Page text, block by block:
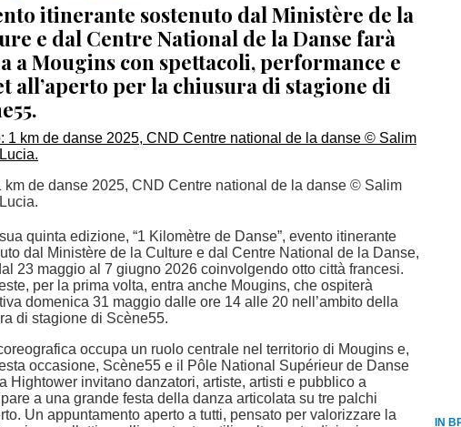
IN
itinerante sostenuto dal Ministère de la
e dal Centre National de la Danse farà
a Mougins con spettacoli, performance e
all’aperto per la chiusura di stagione di
km de danse 2025, CND Centre national de la danse © Salim
quinta edizione, “1 Kilomètre de Danse”, evento itinerante
dal Ministère de la Culture e dal Centre National de la Danse,
23 maggio al 7 giugno 2026 coinvolgendo otto città francesi.
per la prima volta, entra anche Mougins, che ospiterà
domenica 31 maggio dalle ore 14 alle 20 nell’ambito della
di stagione di Scène55.
coreografica occupa un ruolo centrale nel territorio di Mougins e,
occasione, Scène55 e il Pôle National Supérieur de Danse
Hightower invitano danzatori, artiste, artisti e pubblico a
a una grande festa della danza articolata su tre palchi
Un appuntamento aperto a tutti, pensato per valorizzare la